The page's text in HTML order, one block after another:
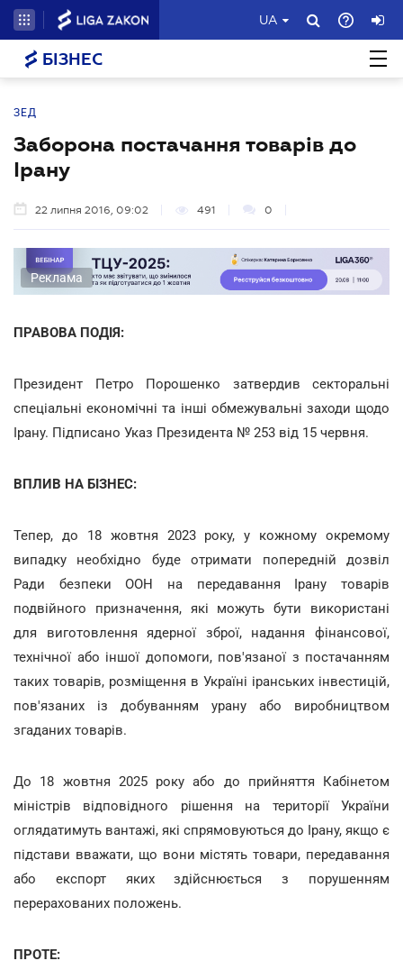
UA
БІЗНЕС
ЗЕД
Заборона постачання товарів до
Ірану
22 липня 2016, 09:02 491 0
Реклама
ПРАВОВА ПОДІЯ:
Президент Петро Порошенко затвердив секторальні
спеціальні економічні та інші обмежувальні заходи щодо
Ірану. Підписано Указ Президента № 253 від 15 червня.
ВПЛИВ НА БІЗНЕС:
Тепер, до 18 жовтня 2023 року, у кожному окремому
випадку необхідно буде отримати попередній дозвіл
Ради безпеки ООН на передавання Ірану товарів
подвійного призначення, які можуть бути використані
для виготовлення ядерної зброї, надання фінансової,
технічної або іншої допомоги, пов'язаної з постачанням
таких товарів, розміщення в Україні іранських інвестицій,
пов'язаних із добуванням урану або виробництвом
згаданих товарів.
До 18 жовтня 2025 року або до прийняття Кабінетом
міністрів відповідного рішення на території України
оглядатимуть вантажі, які спрямовуються до Ірану, якщо є
підстави вважати, що вони містять товари, передавання
або експорт яких здійснюється з порушенням
перерахованих положень.
ПРОТЕ: